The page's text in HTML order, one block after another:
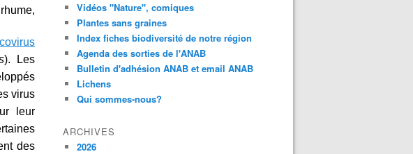
). Les
virus
leur
des
Vidéos "Nature", comiques
Plantes sans graines
Index fiches biodiversité de notre région
Agenda des sorties de l'ANAB
Bulletin d'adhésion ANAB et email ANAB
Lichens
Qui sommes-nous?
ARCHIVES
2026